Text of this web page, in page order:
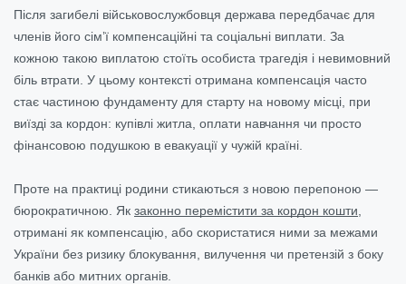
Після загибелі військовослужбовця держава передбачає для
членів його сім’ї компенсаційні та соціальні виплати. За
кожною такою виплатою стоїть особиста трагедія і невимовний
біль втрати. У цьому контексті отримана компенсація часто
стає частиною фундаменту для старту на новому місці, при
виїзді за кордон: купівлі житла, оплати навчання чи просто
фінансовою подушкою в евакуації у чужій країні.
Проте на практиці родини стикаються з новою перепоною —
бюрократичною. Як законно перемістити за кордон кошти
отримані як компенсацію, або скористатися ними за межами
України без ризику блокування, вилучення чи претензій з боку
банків або митних органів.